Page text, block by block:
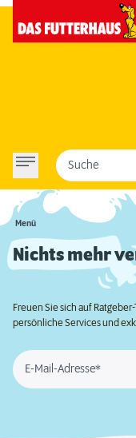
Menü
Suche
Nichts mehr
Freuen Sie sich auf
persönliche Services und
E-Mail-Adresse*